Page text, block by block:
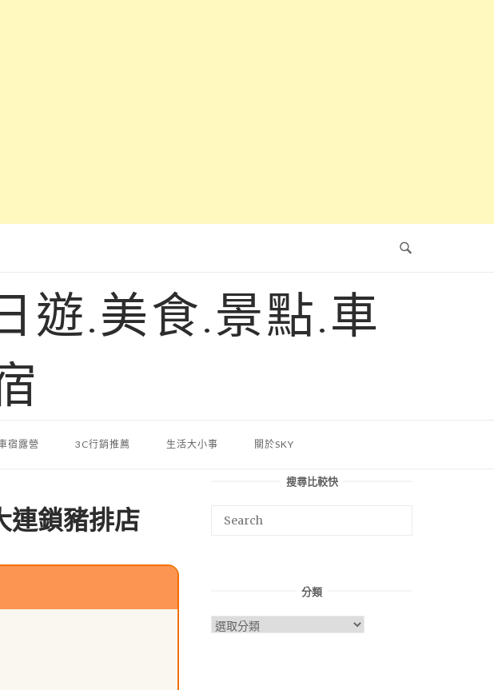
遊.美食.景點.車
宿露營 3C行銷推薦 生活大小事 關於SKY
連鎖豬排店
搜尋比較快
分類
分